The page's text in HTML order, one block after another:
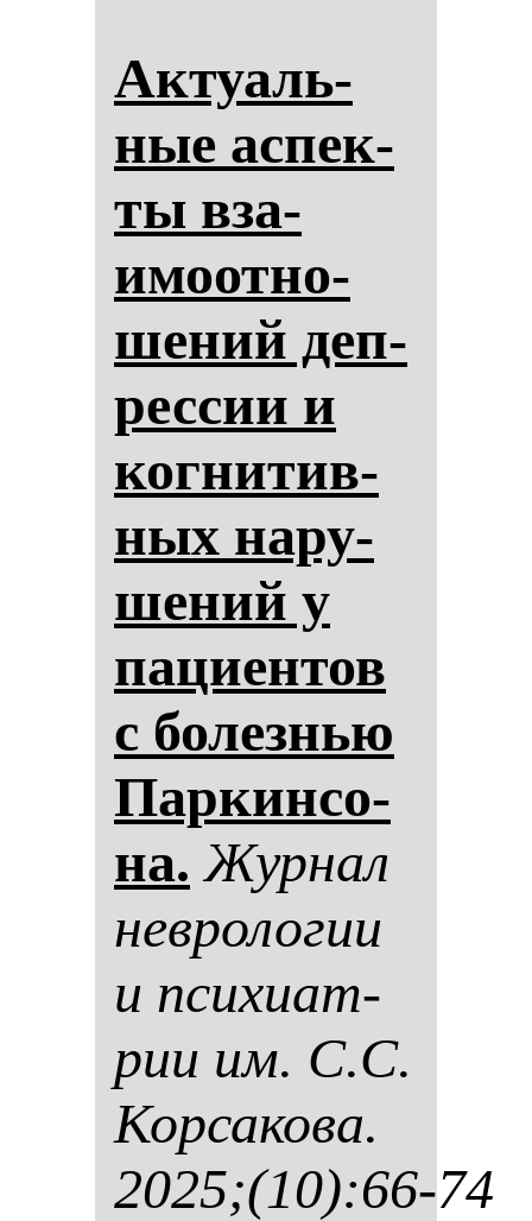
Ак­ту­аль­
ные ас­пек­
ты вза­
имоот­но­
ше­ний деп­
рес­сии и
ког­ни­тив­
ных на­ру­
ше­ний у
па­ци­ен­тов
с бо­лез­нью
Пар­кин­со­
на. Жур­нал
нев­ро­ло­гии
и пси­хи­ат­
рии им. С.С.
Кор­са­ко­ва.
2025;(10):66-74